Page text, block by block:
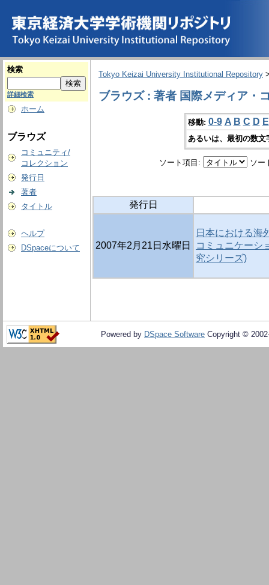
検索
詳細検索
ホーム
ブラウズ
コミュニティ/
コレクション
発行日
著者
タイトル
ヘルプ
DSpaceについて
Tokyo Keizai University Institutional Repository
ブラウズ : 著者 国際メディア・
移動: 0-9 A B C D E
あるいは、最初の数
ソート項目: ソー
発行日
2007年2月21日水曜日
日本における海
コミュニケーシ
究シリーズ)
Powered by DSpace Software Copyright ©